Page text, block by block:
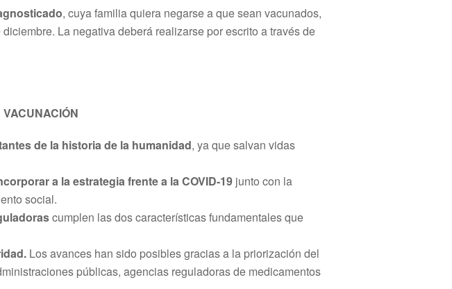
, cuya familia quiera negarse a que sean vacunados,
La negativa deberá realizarse por escrito a través de
de la historia de la humanidad, ya que salvan vidas
a la estrategia frente a la COVID-19 junto con la
social.
cumplen las dos características fundamentales que
Los avances han sido posibles gracias a la priorización del
públicas, agencias reguladoras de medicamentos